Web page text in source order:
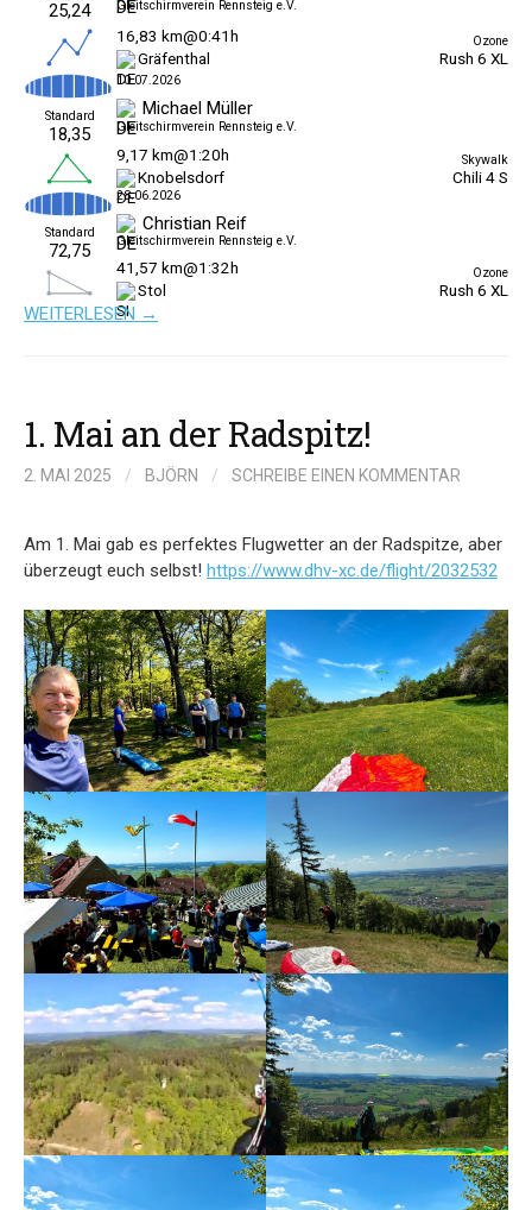
WEITERLESEN →
1. Mai an der Radspitz!
2. MAI 2025 / BJÖRN / SCHREIBE EINEN KOMMENTAR
Am 1. Mai gab es perfektes Flugwetter an der Radspitze, aber
überzeugt euch selbst! https://www.dhv-xc.de/flight/2032532